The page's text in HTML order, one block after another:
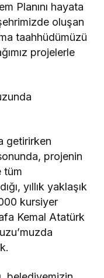
Planını hayata
oluşan
taahhüdümüzü
projelerle
getirirken
projenin
tüm
yıllık yaklaşık
kursiyer
Kemal Atatürk